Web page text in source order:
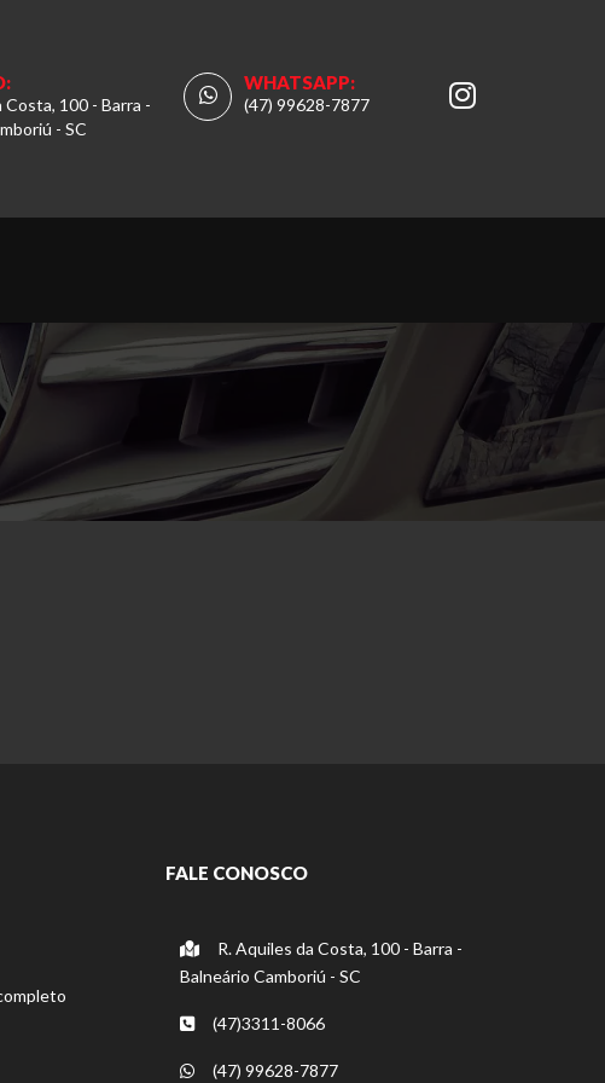
WHATSAPP:
(47) 99628-7877
Costa, 100 - Barra -
- SC
FALE CONOSCO
R. Aquiles da Costa, 100 - Barra -
Balneário Camboriú - SC
(47)3311-8066
(47) 99628-7877